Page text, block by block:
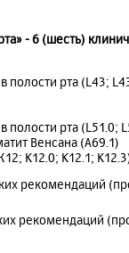
- 6 (шесть)
рта (L43;
рта (L51.0;
Венсана (А69.1)
K12.0; K12.1;
рекомендаций
рекомендаций